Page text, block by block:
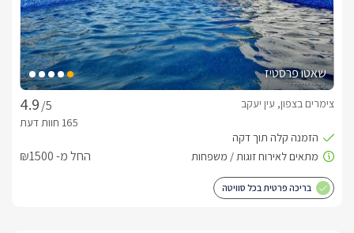
שאטו פרסטיז
/5
צימרים בצפון, עין יעקב
החל מ- ₪1500
בריכה פרטית בכל סוויטה